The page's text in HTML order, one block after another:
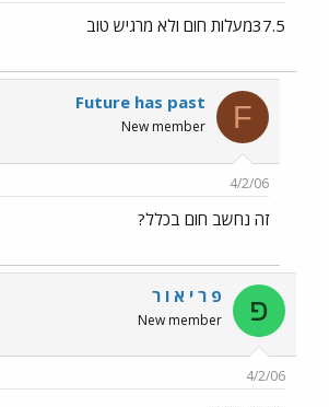
37.5מעלות חום ולא מרגיש טוב
F
Future has past
New member
4/2/06
זה נחשב חום בכלל?
פ פ ר י א ו ר
New member
4/2/06